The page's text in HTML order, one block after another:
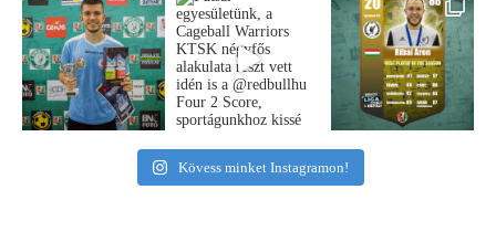
Kövess minket Instagramon!